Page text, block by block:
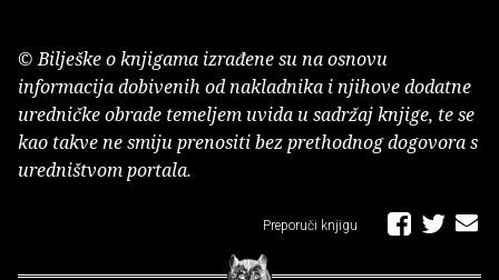
© Bilješke o knjigama izrađene su na osnovu
informacija dobivenih od nakladnika i njihove dodatne
uredničke obrade temeljem uvida u sadržaj knjige, te se
kao takve ne smiju prenositi bez prethodnog dogovora s
uredništvom portala.
Preporuči knjigu